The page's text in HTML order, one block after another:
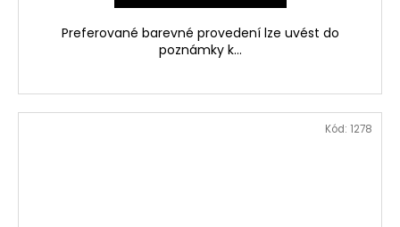
Preferované barevné provedení lze uvést do
poznámky k...
Kód: 1278